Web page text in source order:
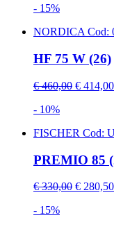
- 15%
NORDICACod:
HF 75 W (26)
€ 460,00 € 414,00
- 10%
FISCHER Cod:
PREMIO 85
€ 330,00 € 280,50
- 15%